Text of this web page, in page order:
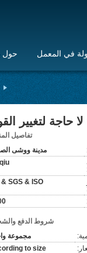
حول في المعمل
حاجة لتغيير
تفاصيل
مدينة ووشى
SGS & ISO
شروط الدفع
مجموعة
to size